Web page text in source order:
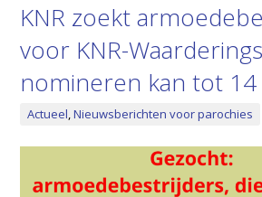
KNR zoekt
voor KNR-
nomineren kan tot 14
Actueel,Nieuwsberichten voor parochies